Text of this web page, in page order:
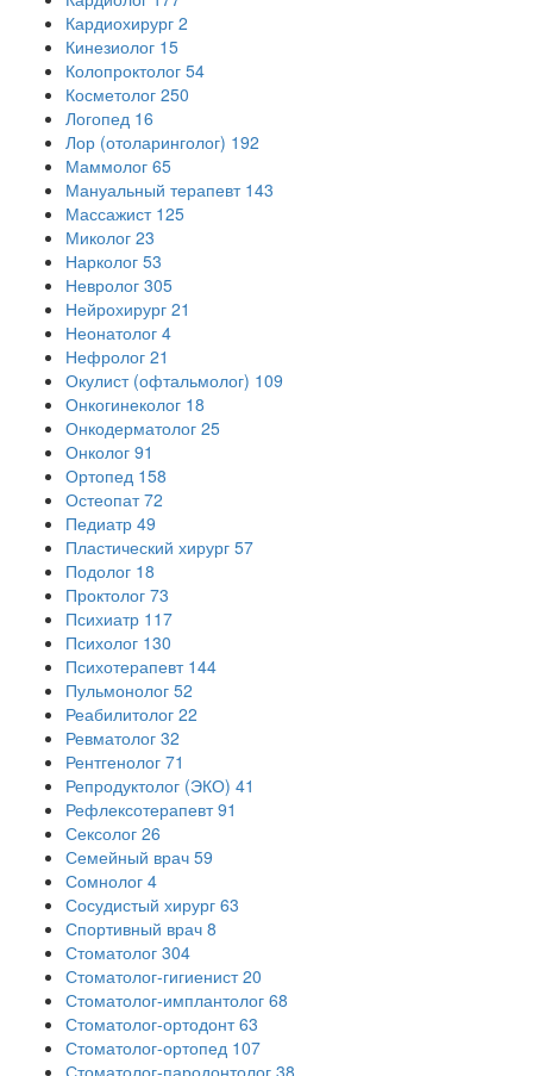
Кардиохирург 2
Кинезиолог 15
Колопроктолог 54
Косметолог 250
Логопед 16
Лор (отоларинголог) 192
Маммолог 65
Мануальный терапевт 143
Массажист 125
Миколог 23
Нарколог 53
Невролог 305
Нейрохирург 21
Неонатолог 4
Нефролог 21
Окулист (офтальмолог) 109
Онкогинеколог 18
Онкодерматолог 25
Онколог 91
Ортопед 158
Остеопат 72
Педиатр 49
Пластический хирург 57
Подолог 18
Проктолог 73
Психиатр 117
Психолог 130
Психотерапевт 144
Пульмонолог 52
Реабилитолог 22
Ревматолог 32
Рентгенолог 71
Репродуктолог (ЭКО) 41
Рефлексотерапевт 91
Сексолог 26
Семейный врач 59
Сомнолог 4
Сосудистый хирург 63
Спортивный врач 8
Стоматолог 304
Стоматолог-гигиенист 20
Стоматолог-имплантолог 68
Стоматолог-ортодонт 63
Стоматолог-ортопед 107
Стоматолог-пародонтолог 38